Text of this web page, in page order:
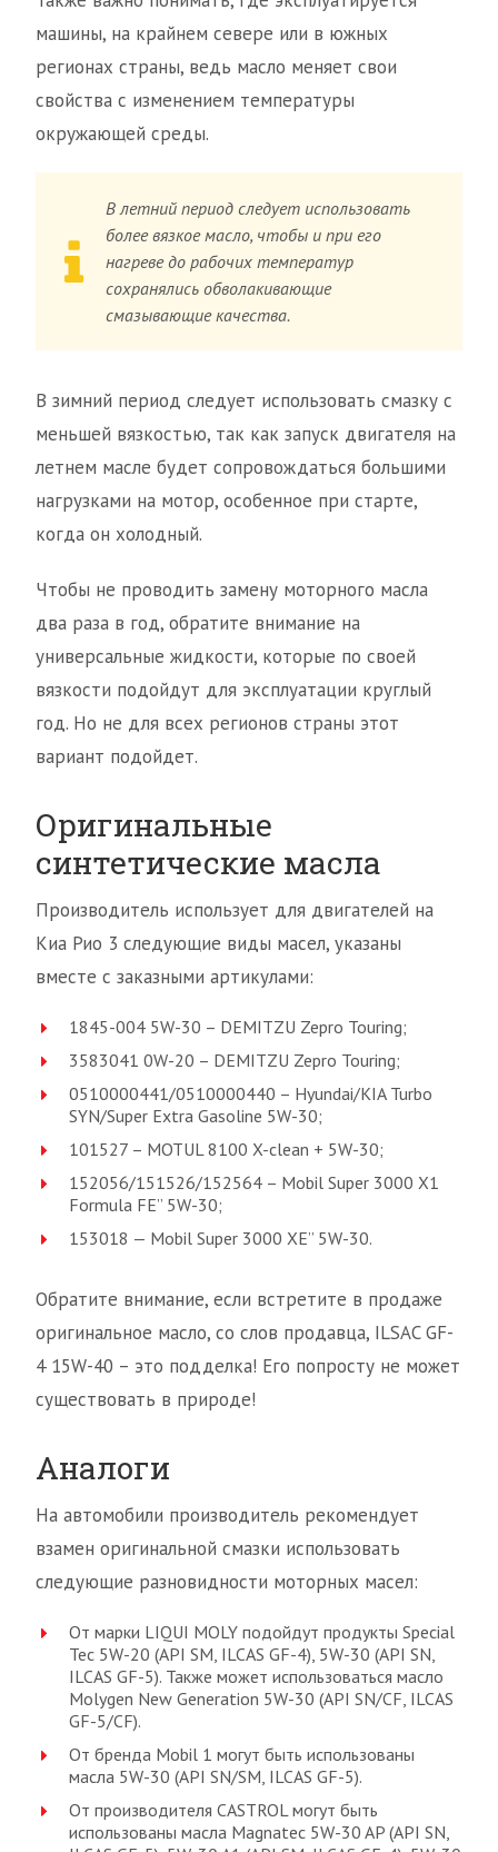
машины, на крайнем севере или в южных
регионах страны, ведь масло меняет свои
свойства с изменением температуры
окружающей среды.
В летний период следует использовать
более вязкое масло, чтобы и при его
нагреве до рабочих температур
сохранялись обволакивающие
смазывающие качества.
В зимний период следует использовать смазку с
меньшей вязкостью, так как запуск двигателя на
летнем масле будет сопровождаться большими
нагрузками на мотор, особенное при старте,
когда он холодный.
Чтобы не проводить замену моторного масла
два раза в год, обратите внимание на
универсальные жидкости, которые по своей
вязкости подойдут для эксплуатации круглый
год. Но не для всех регионов страны этот
вариант подойдет.
Оригинальные
синтетические масла
Производитель использует для двигателей на
Киа Рио 3 следующие виды масел, указаны
вместе с заказными артикулами:
1845-004 5W-30 – DEMITZU Zepro Touring;
3583041 0W-20 – DEMITZU Zepro Touring;
0510000441/0510000440 – Hyundai/KIA Turbo
SYN/Super Extra Gasoline 5W-30;
101527 – MOTUL 8100 X-clean + 5W-30;
152056/151526/152564 – Mobil Super 3000 X1
Formula FE” 5W-30;
153018 — Mobil Super 3000 XE” 5W-30.
Обратите внимание, если встретите в продаже
оригинальное масло, со слов продавца, ILSAC GF-
4 15W-40 – это подделка! Его попросту не может
существовать в природе!
Аналоги
На автомобили производитель рекомендует
взамен оригинальной смазки использовать
следующие разновидности моторных масел:
От марки LIQUI MOLY подойдут продукты Special
Tec 5W-20 (API SM, ILCAS GF-4), 5W-30 (API SN,
ILCAS GF-5). Также может использоваться масло
Molygen New Generation 5W-30 (API SN/CF, ILCAS
GF-5/CF).
От бренда Mobil 1 могут быть использованы
масла 5W-30 (API SN/SM, ILCAS GF-5).
От производителя CASTROL могут быть
использованы масла Magnatec 5W-30 AP (API SN,